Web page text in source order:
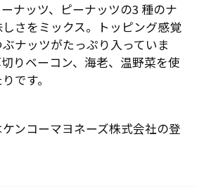
ナッツ、ピーナッツの3 種のナ
さをミックス。トッピング感覚
ナッツがたっぷり入っていま
りベーコン、海老、温野菜を使
です。
ンコーマヨネーズ株式会社の登